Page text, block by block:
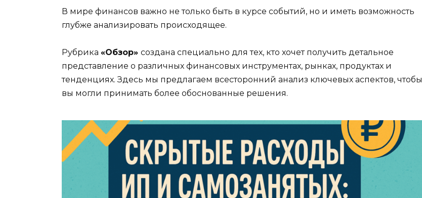
В мире финансов важно не только быть в курсе событий, но и иметь возможность
глубже анализировать происходящее.
Рубрика «Обзор» создана специально для тех, кто хочет получить детальное
представление о различных финансовых инструментах, рынках, продуктах и
тенденциях. Здесь мы предлагаем всесторонний анализ ключевых аспектов, чтобы
вы могли принимать более обоснованные решения.